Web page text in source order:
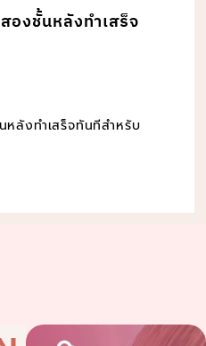
งชั้นหลังทำเสร็จ
ลังทำเสร็จทันทีสำหรับ